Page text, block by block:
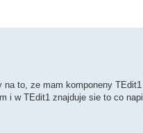
to, ze mam komponeny
i w TEdit1 znajduje sie to co